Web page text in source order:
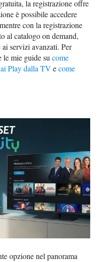
la registrazione offre
è possibile accedere
con la registrazione
al catalogo on demand,
servizi avanzati. Per
le mie guide sucome
Play dalla TV ecome
opzione nel panorama